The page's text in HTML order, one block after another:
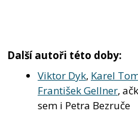
Další autoři této doby:
Viktor Dyk, Karel
František Gellner,
sem i Petra Bezruče